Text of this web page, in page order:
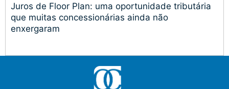
Juros de Floor Plan: uma oportunidade tributária
que muitas concessionárias ainda não
enxergaram